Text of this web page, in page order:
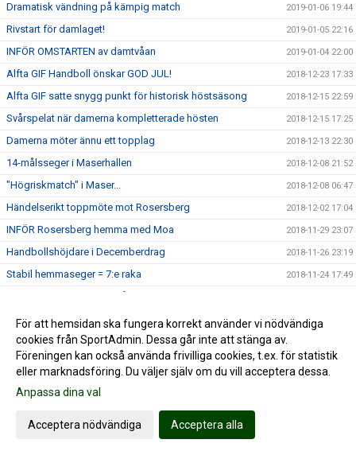
Dramatisk vändning på kämpig match 2019-01-06 19:44
Rivstart för damlaget! 2019-01-05 22:16
INFÖR OMSTARTEN av damtvåan 2019-01-04 22:00
Alfta GIF Handboll önskar GOD JUL! 2018-12-23 17:33
Alfta GIF satte snygg punkt för historisk höstsäsong 2018-12-15 22:59
Svårspelat när damerna kompletterade hösten 2018-12-15 17:25
Damerna möter ännu ett topplag 2018-12-13 22:30
14-målsseger i Maserhallen 2018-12-08 21:52
"Högriskmatch" i Maser... 2018-12-08 06:47
Händelserikt toppmöte mot Rosersberg 2018-12-02 17:04
INFÖR Rosersberg hemma med Moa 2018-11-29 23:07
Handbollshöjdare i Decemberdrag 2018-11-26 23:19
Stabil hemmaseger = 7:e raka 2018-11-24 17:49
2018-11-04 19:27
Alfta GIF - HK Ceres Norrtälje | Cancermatchen 2018-11-02 18:08
INFÖR hemmamatch mot HK Ceres
Helahalsingland.se: Superstart för Alfta i tvåans topp
Damerna reser till Tibble
För att hemsidan ska fungera korrekt använder vi nödvändiga
cookies från SportAdmin. Dessa går inte att stänga av.
Föreningen kan också använda frivilliga cookies, t.ex. för statistik
eller marknadsföring. Du väljer själv om du vill acceptera dessa.
Anpassa dina val
Acceptera nödvändiga Acceptera alla